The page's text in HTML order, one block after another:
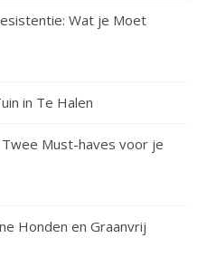
Wat je Moet
in Te Halen
Must-haves voor je
Honden en Graanvrij